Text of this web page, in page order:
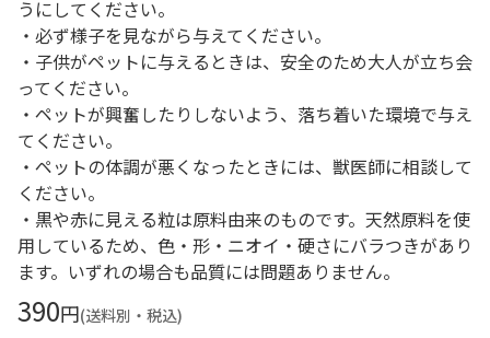
うにしてください。
・必ず様子を見ながら与えてください。
・子供がペットに与えるときは、安全のため大人が立ち会
ってください。
・ペットが興奮したりしないよう、落ち着いた環境で与え
てください。
・ペットの体調が悪くなったときには、獣医師に相談して
ください。
・黒や赤に見える粒は原料由来のものです。天然原料を使
用しているため、色・形・ニオイ・硬さにバラつきがあり
ます。いずれの場合も品質には問題ありません。
390円(送料別・税込)